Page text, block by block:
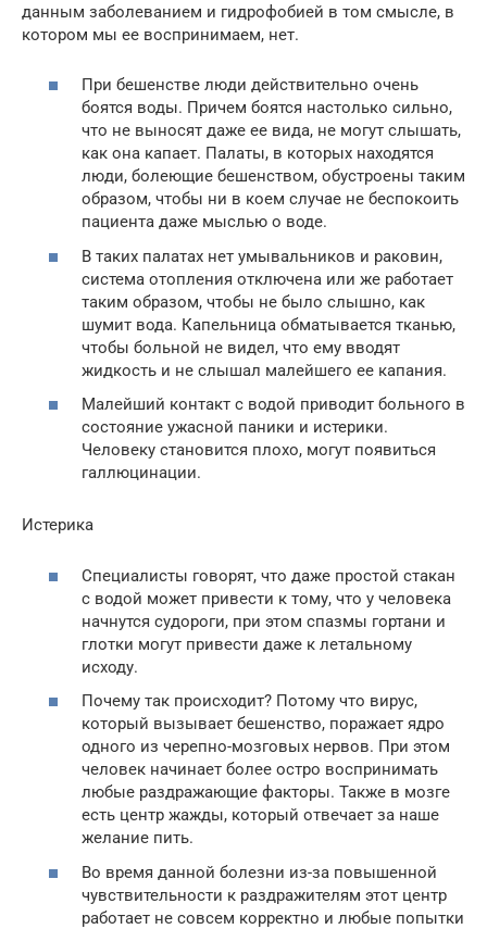
данным заболеванием и гидрофобией в том смысле, в
котором мы ее воспринимаем, нет.
При бешенстве люди действительно очень
боятся воды. Причем боятся настолько сильно,
что не выносят даже ее вида, не могут слышать,
как она капает. Палаты, в которых находятся
люди, болеющие бешенством, обустроены таким
образом, чтобы ни в коем случае не беспокоить
пациента даже мыслью о воде.
В таких палатах нет умывальников и раковин,
система отопления отключена или же работает
таким образом, чтобы не было слышно, как
шумит вода. Капельница обматывается тканью,
чтобы больной не видел, что ему вводят
жидкость и не слышал малейшего ее капания.
Малейший контакт с водой приводит больного в
состояние ужасной паники и истерики.
Человеку становится плохо, могут появиться
галлюцинации.
Истерика
Специалисты говорят, что даже простой стакан
с водой может привести к тому, что у человека
начнутся судороги, при этом спазмы гортани и
глотки могут привести даже к летальному
исходу.
Почему так происходит? Потому что вирус,
который вызывает бешенство, поражает ядро
одного из черепно-мозговых нервов. При этом
человек начинает более остро воспринимать
любые раздражающие факторы. Также в мозге
есть центр жажды, который отвечает за наше
желание пить.
Во время данной болезни из-за повышенной
чувствительности к раздражителям этот центр
работает не совсем корректно и любые попытки